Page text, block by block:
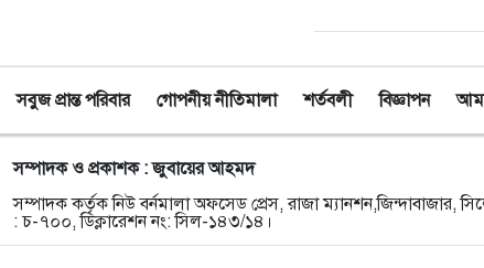
সবুজ প্রান্ত পরিবার গোপনীয় নীতিমালা শর্তবলী বিজ্ঞাপন
সম্পাদক ও প্রকাশক : জুবায়ের আহমদ
সম্পাদক কর্তৃক নিউ বর্নমালা অফসেড প্রেস, রাজা ম্যানশন,জিন্দাবাজার,
: চ-৭০০, ডিক্লারেশন নং: সিল-১৪৩/১৪।